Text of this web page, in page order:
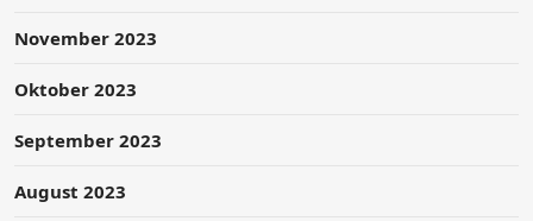
November 2023
Oktober 2023
September 2023
August 2023